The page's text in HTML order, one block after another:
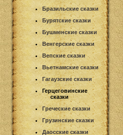
Бразильские сказки
Бурятские сказки
Бушменские сказки
Венгерские сказки
Вепские сказки
Вьетнамские сказки
Гагаузские сказки
Герцеговинские
сказки
Греческие сказки
Грузинские сказки
Даосские сказки